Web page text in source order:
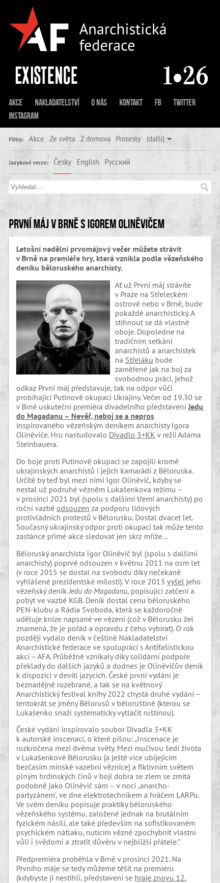
Akce Nakladatelství O nás Kontakt FB
Twitter
Instagram
Filtry: Akce Ze světa Z domova Protesty (další)
Jazykové verze: Česky English Русский
První máj v Brně s Igorem Oliněvičem
Letošní nedělní prvomájový večer můžete strávit
v Brně na premiéře hry, která vznikla podle vězeňského
deníku běloruského anarchisty.
Ať už První máj strávíte
v Praze na Střeleckém
ostrově nebo v Brně, bude
pokaždé anarchistický. A
stihnout se dá vlastně
oboje. Dopoledne na
tradičním setkání
anarchistů a anarchistek
na Střeláku bude
zaměřené jak na boj za
svobodnou práci, jehož
odkaz První máj představuje, tak na odpor vůči
probíhající Putinově okupaci Ukrajiny. Večer od 19.30 se
v Brně uskuteční premiéra divadelního představeníJedu
do Magadanu –⁠ Nevěř, neboj se a nepros
inspirovaného vězeňským deníkem anarchisty Igora
Oliněviče. Hru nastudovalo Divadlo 3+KK v režii Adama
Steinbauera.
Do boje proti Putinově okupaci se zapojili kromě
ukrajinských anarchistů i jejich kamarádi z Běloruska.
Určitě by teď byl mezi nimi Igor Oliněvič, kdyby se
nestal už podruhé vězněm Lukašenkova režimu –
v prosinci 2021 byl (spolu s dalšími třemi anarchisty) po
roční vazběodsouzen za podporu lidových
protivládních protestů v Bělorusku. Dostal dvacet let.
Současný ukrajinský odpor proti okupaci tak může tento
zastánce přímé akce sledovat jen skrz mříže…
Běloruský anarchista Igor Oliněvič byl (spolu s dalšími
anarchisty) poprvé odsouzen v květnu 2011 na osm let
(v roce 2015 se dostal na svobodu díky nečekaně
vyhlášené prezidentské milosti). V roce 2013vyšel jeho
vězeňský deník Jedu do Magadanu, popisující zatčení a
pobyt ve vazbě KGB. Deník dostal cenu běloruského
PEN-klubu a Rádia Svoboda, která se každoročně
uděluje knize napsané ve vězení (což v Bělorusku žel
znamená, že je pořád a opravdu z čeho vybírat). O rok
později vydalo deník v češtině Nakladatelství
Anarchistické federace ve spolupráci s Antifašistickou
akcí – AFA. Průběžně vznikaly díky solidární podpoře
překlady do dalších jazyků a dodnes je Oliněvičův deník
k dispozici v devíti jazycích. České první vydání je
beznadějně rozebrané, a tak se na květnový
Anarchistický festival knihy 2022 chystá druhé vydání –
tentokrát se jmény Bělorusů v běloruštině (kterou se
Lukašenko snaží systematicky vytlačit ruštinou).
České vydání inspirovalo soubor Divadla 3+KK
k autorské inscenaci, o které píšou: „Inscenace je
rozkročena mezi dvěma světy. Mezi mučivou šedí života
v Lukašenkově Bělorusku (a ještě více ubíjejícím
bezčasím minské vazební věznice) a fiktivním světem
plným hrdinských činů v boji dobra se zlem se zmítá
podobně jako Oliněvič sám –⁠ v noci ,anarcho-
partyzánem‘, ve dne elektrotechnikem a hráčem LARPu.
Ve svém deníku popisuje praktiky běloruského
vězeňského systému, založené jednak na brutálním
fyzickém násilí, ale také především na sofistikovaném
psychickém nátlaku, nutícím vězně zpochybnit vlastní
vůli i svědomí a ztratit důvěru v nejbližší přátele.“
Předpremiéra proběhla v Brně v prosinci 2021. Na
Prvního máje se tedy můžeme těšit na premiéru
(kdybyste ji nestihli, představení se hraje znovu 12.